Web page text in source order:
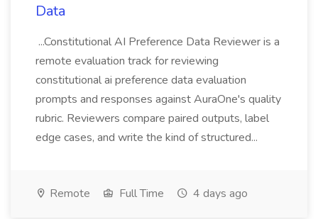
Data
...Constitutional AI Preference Data Reviewer is a
remote evaluation track for reviewing
constitutional ai preference data evaluation
prompts and responses against AuraOne's quality
rubric. Reviewers compare paired outputs, label
edge cases, and write the kind of structured...
Remote Full Time 4 days ago